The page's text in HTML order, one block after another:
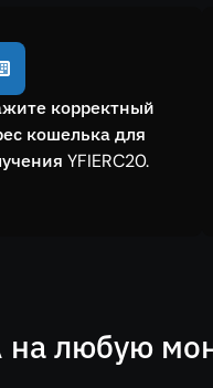
корректный
кошелька для
YFIERC20.
на любую